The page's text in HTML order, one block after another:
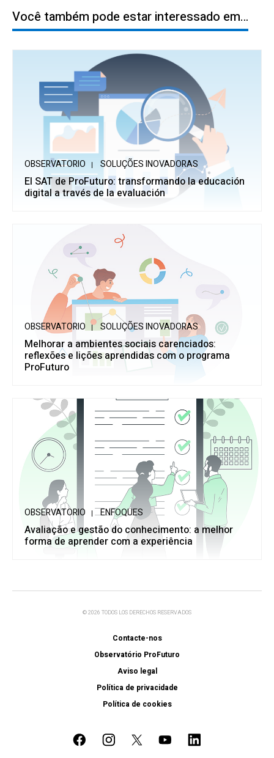
Você também pode estar interessado em…
OBSERVATORIO SOLUÇÕES INOVADORAS
El SAT de ProFuturo: transformando la educación
digital a través de la evaluación
OBSERVATORIO SOLUÇÕES INOVADORAS
Melhorar a ambientes sociais carenciados:
reflexões e lições aprendidas com o programa
ProFuturo
OBSERVATORIO ENFOQUES
Avaliação e gestão do conhecimento: a melhor
forma de aprender com a experiência
© 2026 TODOS LOS DERECHOS RESERVADOS
Contacte-nos
Observatório ProFuturo
Aviso legal
Política de privacidade
Política de cookies